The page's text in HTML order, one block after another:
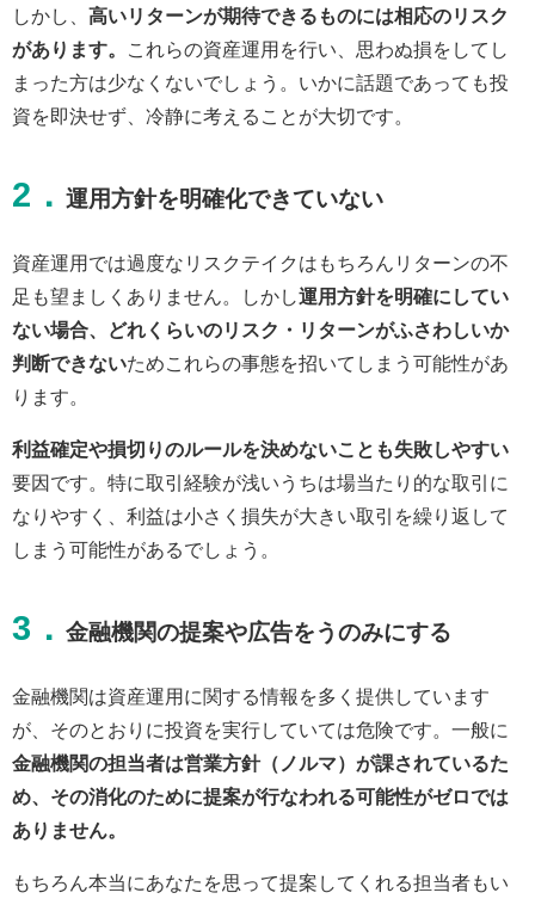
しかし、 高いリターンが期待できるものには相応のリスク
があります。
これらの資産運用を行い、思わぬ損をしてし
まった方は少なくないでしょう。いかに話題であっても投
資を即決せず、冷静に考えることが大切です。
2． 運用方針を明確化できていない
資産運用では過度なリスクテイクはもちろんリターンの不
足も望ましくありません。しかし 運用方針を明確にしてい
ない場合、どれくらいのリスク・リターンがふさわしいか
判断できないためこれらの事態を招いてしまう可能性があ
ります。
利益確定や損切りのルールを決めないことも失敗しやすい
要因です。特に取引経験が浅いうちは場当たり的な取引に
なりやすく、利益は小さく損失が大きい取引を繰り返して
しまう可能性があるでしょう。
3． 金融機関の提案や広告をうのみにする
金融機関は資産運用に関する情報を多く提供しています
が、そのとおりに投資を実行していては危険です。一般に
金融機関の担当者は営業方針（ノルマ）が課されているた
め、その消化のために提案が行なわれる可能性がゼロでは
ありません。
もちろん本当にあなたを思って提案してくれる担当者もい